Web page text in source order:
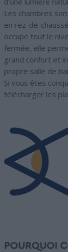
Les chambres
en rez-de-
occupe tout le
fermée, elle
grand confort et
propre salle de
Si vous êtes
télécharger les
POURQUOI